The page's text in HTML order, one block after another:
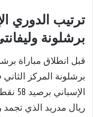
ترتيب الدوري
برشلونة
قبل انطلاق مباراة
برشلونة المركز